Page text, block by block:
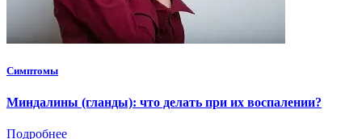
Симптомы
Миндалины (гланды): что делать при их воспалении?
Подробнее